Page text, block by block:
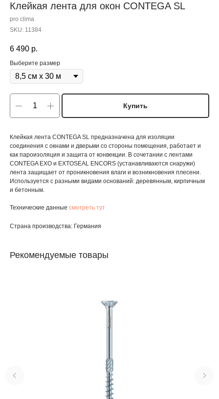
Клейкая лента для окон CONTEGA SL
pro clima
SKU: 11384
6 490 р.
Выберите размер
Купить
Клейкая лента CONTEGA SL предназначена для изоляции
соединения с окнами и дверьми со стороны помещения, работает и
как пароизоляция и защита от конвекции. В сочетании с лентами
CONTEGA EXO и EXTOSEAL ENCORS (устанавливаются снаружи)
лента защищает от проникновения влаги и возникновения плесени.
Используется с разными видами оснований: деревянным, кирпичным
и бетонным.
Технические данные смотреть тут
Страна производства: Германия
Рекомендуемые товары